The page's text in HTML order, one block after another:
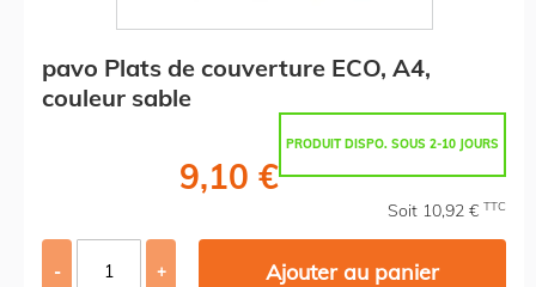
pavo Plats de couverture ECO, A4,
couleur sable
PRODUIT DISPO. SOUS 2-10 JOURS
9,10 €
Soit 10,92 € TTC
- + Ajouter au panier